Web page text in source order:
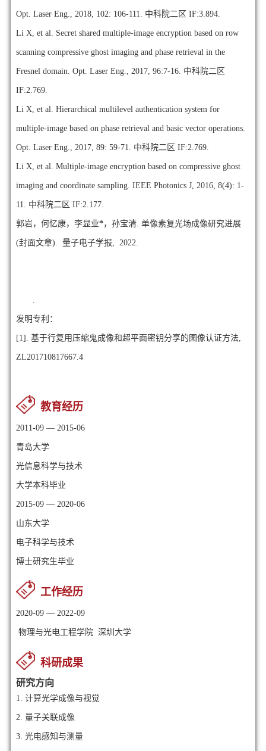
Opt. Laser Eng., 2018, 102: 106-111. 中科院二区 IF:3.894.
Li X, et al. Secret shared multiple-image encryption based on row
scanning compressive ghost imaging and phase retrieval in the
Fresnel domain. Opt. Laser Eng., 2017, 96:7-16. 中科院二区
IF:2.769.
Li X, et al. Hierarchical multilevel authentication system for
multiple-image based on phase retrieval and basic vector operations.
Opt. Laser Eng., 2017, 89: 59-71. 中科院二区 IF:2.769.
Li X, et al. Multiple-image encryption based on compressive ghost
imaging and coordinate sampling. IEEE Photonics J, 2016, 8(4): 1-
11. 中科院二区 IF:2.177.
郭岩，何忆康，李显业*，孙宝清. 单像素复光场成像研究进展
(封面文章). 量子电子学报, 2022.
发明专利：
[1]. 基于行复用压缩鬼成像和超平面密钥分享的图像认证方法,
ZL201710817667.4
教育经历
2011-09 — 2015-06
青岛大学
光信息科学与技术
大学本科毕业
2015-09 — 2020-06
山东大学
电子科学与技术
博士研究生毕业
工作经历
2020-09 — 2022-09
物理与光电工程学院 深圳大学
科研成果
研究方向
1. 计算光学成像与视觉
2. 量子关联成像
3. 光电感知与测量